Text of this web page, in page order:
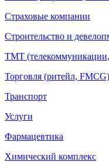
Страховые компании
Строительство и
ТМТ
Торговля (ритейл, FMCG)
Транспорт
Услуги
Фармацевтика
Химический комплекс